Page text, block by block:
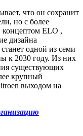
что он сохранит
но с более
концептом ELO ,
дизайна
одной из семи
к 2030 году. Из них
существующих
крупный
выходом на